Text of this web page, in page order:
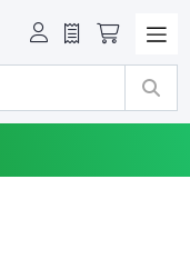
Offerte